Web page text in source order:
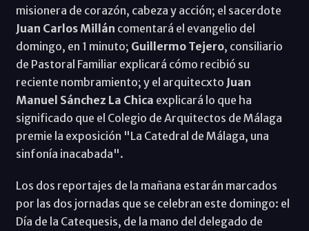
misionera de corazón, cabeza y acción; el sacerdote
Juan Carlos Millán comentará el evangelio del
domingo, en 1 minuto; Guillermo Tejero, consiliario
de Pastoral Familiar explicará cómo recibió su
reciente nombramiento; y el arquitecxto Juan
Manuel Sánchez La Chica explicará lo que ha
significado que el Colegio de Arquitectos de Málaga
premie la exposición "La Catedral de Málaga, una
sinfonía inacabada".
Los dos reportajes de la mañana estarán marcados
por las dos jornadas que se celebran este domingo: el
Día de la Catequesis, de la mano del delegado de